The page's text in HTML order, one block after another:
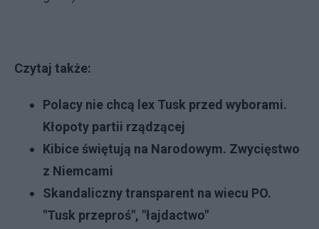
Czytaj także:
Polacy nie chcą lex Tusk przed wyborami.
Kłopoty partii rządzącej
Kibice świętują na Narodowym. Zwycięstwo
z Niemcami
Skandaliczny transparent na wiecu PO.
"Tusk przeproś", "łajdactwo"